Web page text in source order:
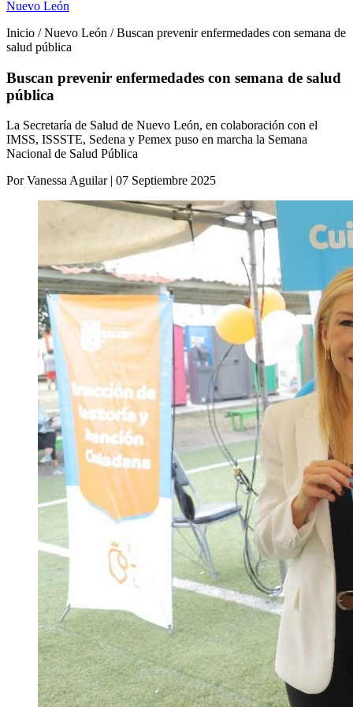
Nuevo León
Inicio / Nuevo León / Buscan prevenir enfermedades con semana de
salud pública
Buscan prevenir enfermedades con semana de salud
pública
La Secretaría de Salud de Nuevo León, en colaboración con el
IMSS, ISSSTE, Sedena y Pemex puso en marcha la Semana
Nacional de Salud Pública
Por Vanessa Aguilar | 07 Septiembre 2025